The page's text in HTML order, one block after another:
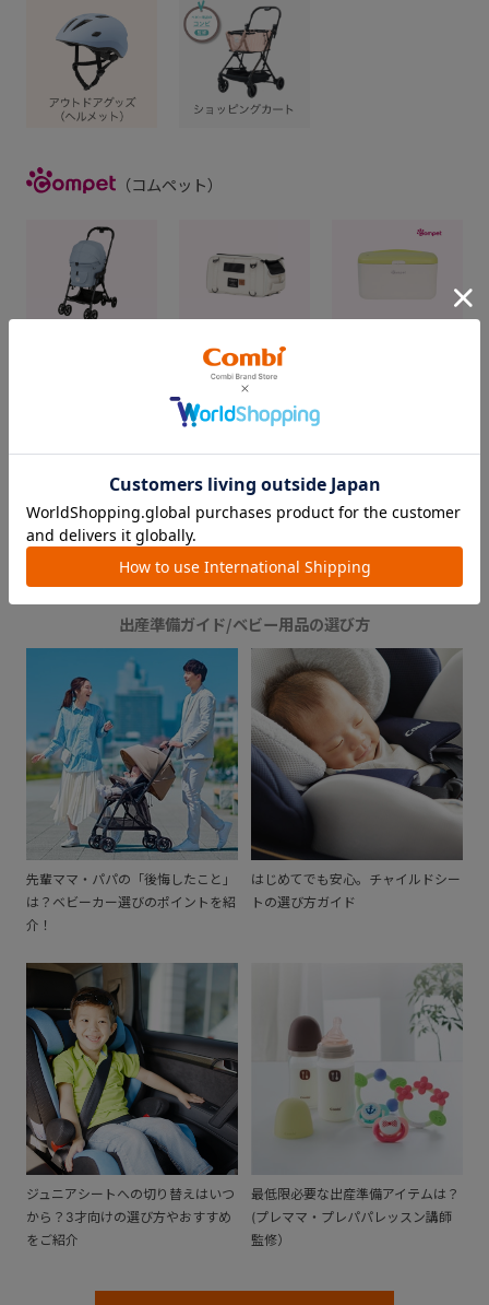
（コムペット）
GUIDE
出産準備ガイド/ベビー用品の選び方
先輩ママ・パパの「後悔したこと」
は？ベビーカー選びのポイントを紹
介！
はじめてでも安心。チャイルドシー
トの選び方ガイド
ジュニアシートへの切り替えはいつ
から？3才向けの選び方やおすすめ
をご紹介
最低限必要な出産準備アイテムは？
(プレママ・プレパパレッスン講師
監修）